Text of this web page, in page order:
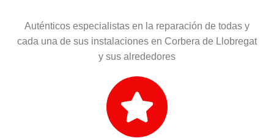
Auténticos especialistas en la reparación de todas y
cada una de sus instalaciones en Corbera de Llobregat
y sus alrededores